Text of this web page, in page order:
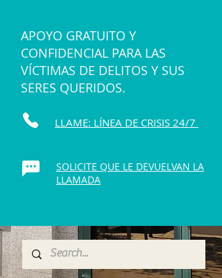
APOYO GRATUITO Y
CONFIDENCIAL PARA LAS
VÍCTIMAS DE DELITOS Y SUS
SERES QUERIDOS.
LLAME: LÍNEA DE CRISIS 24/7
SOLICITE QUE LE DEVUELVAN LA
LLAMADA